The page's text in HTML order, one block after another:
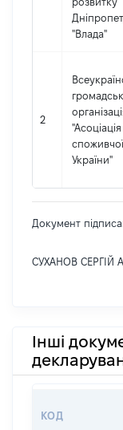
"Влада"
2
"Асоціація
України"
Документ
СУХАНОВ СЕРГІЙ
Інші
КОД